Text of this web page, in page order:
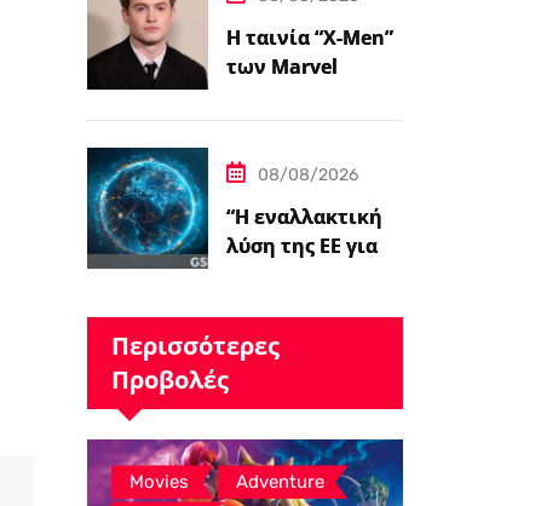
για το 2027”
Η ταινία “X-Men”
των Marvel
τον Kit Connor ως
Cyclops.
08/08/2026
“Η εναλλακτική
λύση της ΕΕ για
Περισσότερες
Προβολές
Movies , Adventure ,